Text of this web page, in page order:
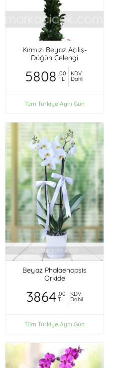
Kırmızı Beyaz Açılış-
Düğün Çelengi
5808 ,00
TL
KDV
Dahil
Tüm Türkiye Aynı Gün
Beyaz Phalaenopsis
Orkide
3864 ,00
TL
KDV
Dahil
Tüm Türkiye Aynı Gün